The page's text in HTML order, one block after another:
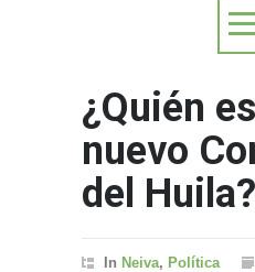
¿Quién
nuevo
del Huila?
In Neiva, Política